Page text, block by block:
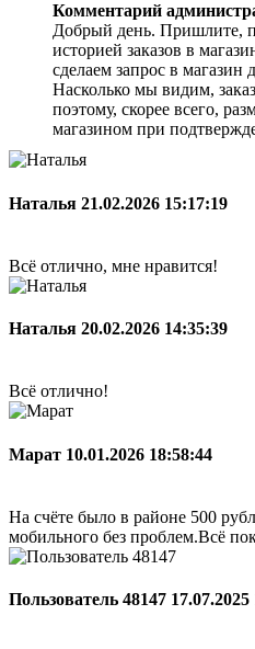
Комментарий
Добрый день. Пришлите,
историей заказов в
сделаем запрос в магазин
Насколько мы видим,
поэтому, скорее всего,
магазином при
Наталья 21.02.2026 15:17:19
Всё отлично, мне нравится!
Наталья 20.02.2026 14:35:39
Всё отлично!
Марат 10.01.2026 18:58:44
На счёте было в районе 500
мобильного без проблем.Всё
Пользователь 48147